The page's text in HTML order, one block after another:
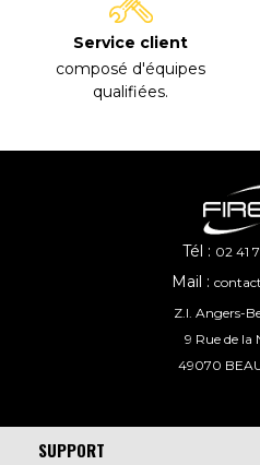
Service client
composé d'équipes
qualifiées.
SUPPORT
Tél : 02 41
Mail :
Z.I. Angers-
9 Rue de la
49070